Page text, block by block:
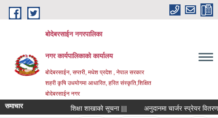
Skip to main content
बोदेबरसाईन नगरपालिका
नगर कार्यपालिकाको कार्यालय
बोदेबरसाईन, सप्तरी, मधेश प्रदेश , नेपाल सरकार
शहरी कृषि उधयोगमा आधारित, हरित संस्कृति,शिक्षित
बोदेबरसाईन नगर
समाचार शिक्षा शाखाको सूचना ||| अनुदानमा चार्जर स्प्रेयर